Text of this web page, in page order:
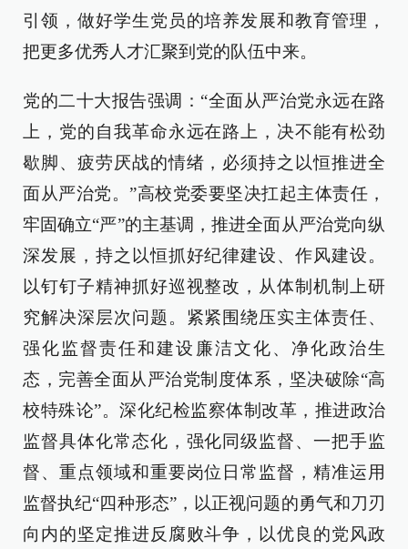
引领，做好学生党员的培养发展和教育管理，
把更多优秀人才汇聚到党的队伍中来。
党的二十大报告强调：“全面从严治党永远在路
上，党的自我革命永远在路上，决不能有松劲
歇脚、疲劳厌战的情绪，必须持之以恒推进全
面从严治党。”高校党委要坚决扛起主体责任，
牢固确立“严”的主基调，推进全面从严治党向纵
深发展，持之以恒抓好纪律建设、作风建设。
以钉钉子精神抓好巡视整改，从体制机制上研
究解决深层次问题。紧紧围绕压实主体责任、
强化监督责任和建设廉洁文化、净化政治生
态，完善全面从严治党制度体系，坚决破除“高
校特殊论”。深化纪检监察体制改革，推进政治
监督具体化常态化，强化同级监督、一把手监
督、重点领域和重要岗位日常监督，精准运用
监督执纪“四种形态”，以正视问题的勇气和刀刃
向内的坚定推进反腐败斗争，以优良的党风政